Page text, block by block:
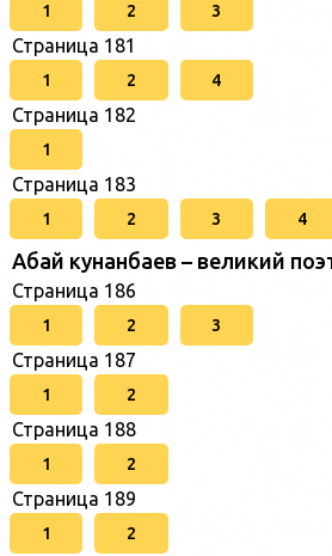
1 2 3
Страница 181
1 2 4
Страница 182
1
Страница 183
1 2 3 4
Абай кунанбаев – великий
Страница 186
1 2 3
Страница 187
1 2
Страница 188
1 2
Страница 189
1 2